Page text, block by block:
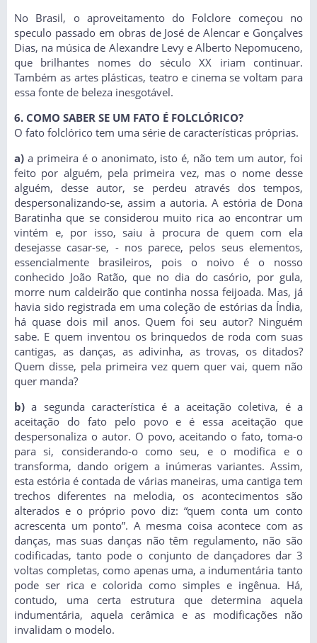
No Brasil, o aproveitamento do Folclore começou no
speculo passado em obras de José de Alencar e Gonçalves
Dias, na música de Alexandre Levy e Alberto Nepomuceno,
que brilhantes nomes do século XX iriam continuar.
Também as artes plásticas, teatro e cinema se voltam para
essa fonte de beleza inesgotável.
6. COMO SABER SE UM FATO É FOLCLÓRICO?
O fato folclórico tem uma série de características próprias.
a) a primeira é o anonimato, isto é, não tem um autor, foi
feito por alguém, pela primeira vez, mas o nome desse
alguém, desse autor, se perdeu através dos tempos,
despersonalizando-se, assim a autoria. A estória de Dona
Baratinha que se considerou muito rica ao encontrar um
vintém e, por isso, saiu à procura de quem com ela
desejasse casar-se, - nos parece, pelos seus elementos,
essencialmente brasileiros, pois o noivo é o nosso
conhecido João Ratão, que no dia do casório, por gula,
morre num caldeirão que continha nossa feijoada. Mas, já
havia sido registrada em uma coleção de estórias da Índia,
há quase dois mil anos. Quem foi seu autor? Ninguém
sabe. E quem inventou os brinquedos de roda com suas
cantigas, as danças, as adivinha, as trovas, os ditados?
Quem disse, pela primeira vez quem quer vai, quem não
quer manda?
b)a segunda característica é a aceitação coletiva, é a
aceitação do fato pelo povo e é essa aceitação que
despersonaliza o autor. O povo, aceitando o fato, toma-o
para si, considerando-o como seu, e o modifica e o
transforma, dando origem a inúmeras variantes. Assim,
esta estória é contada de várias maneiras, uma cantiga tem
trechos diferentes na melodia, os acontecimentos são
alterados e o próprio povo diz: “quem conta um conto
acrescenta um ponto”. A mesma coisa acontece com as
danças, mas suas danças não têm regulamento, não são
codificadas, tanto pode o conjunto de dançadores dar 3
voltas completas, como apenas uma, a indumentária tanto
pode ser rica e colorida como simples e ingênua. Há,
contudo, uma certa estrutura que determina aquela
indumentária, aquela cerâmica e as modificações não
invalidam o modelo.